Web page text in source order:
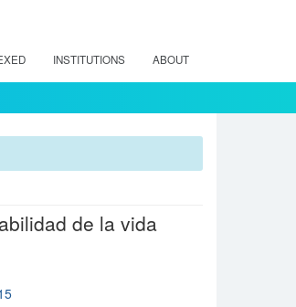
INSTITUTIONS ABOUT
de la vida